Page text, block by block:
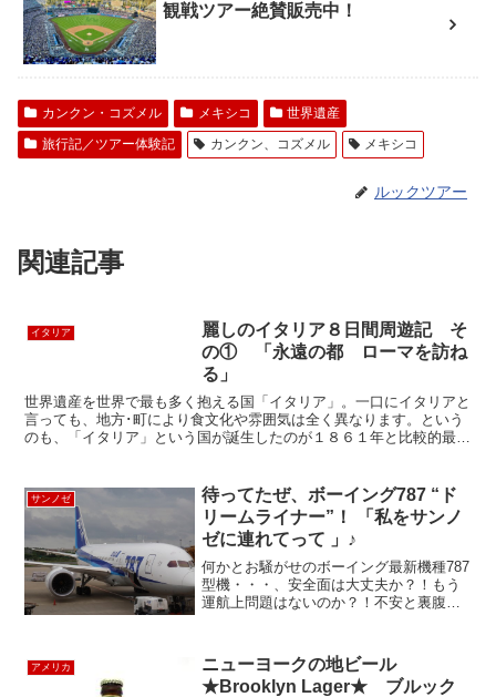
観戦ツアー絶賛販売中！
カンクン・コズメル メキシコ
世界遺産
旅行記／ツアー体験記
カンクン、コズメル メキシコ
ルックツアー
関連記事
イタリア
麗しのイタリア８日間周遊記 そ
の① 「永遠の都 ローマを訪ね
る」
世界遺産を世界で最も多く抱える国「イタリア」。一口にイタリアと
言っても、地方･町により食文化や雰囲気は全く異なります。という
のも、「イタリア」という国が誕生したのが１８６１年と比較的最近
サンノゼ
待ってたぜ、ボーイング787 “ド
リームライナー”！ 「私をサンノ
ゼに連れてって 」♪
何かとお騒がせのボーイング最新機種787
型機・・・、安全面は大丈夫か？！もう
運航上問題はないのか？！不安と裏腹に
かくして、就航早々運航休止に陥ってい
た 成田⇒サンノゼ線...
アメリカ
ニューヨークの地ビール
★Brooklyn Lager★ ブルック